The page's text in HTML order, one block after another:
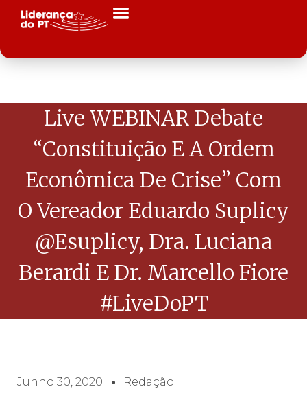
Live WEBINAR Debate
“Constituição E A Ordem
Econômica De Crise” Com
O Vereador Eduardo Suplicy
@esuplicy, Dra. Luciana
Berardi E Dr. Marcello Fiore
#LiveDoPT
Junho 30, 2020 Redação